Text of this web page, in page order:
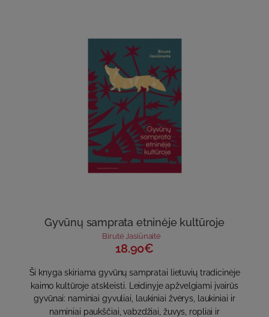
Gyvūnų samprata etninėje kultūroje
Birutė Jasiūnaitė
18.90€
Ši knyga skiriama gyvūnų sampratai lietuvių tradicinėje
kaimo kultūroje atskleisti. Leidinyje apžvelgiami įvairūs
gyvūnai: naminiai gyvuliai, laukiniai žvėrys, laukiniai ir
naminiai paukščiai, vabzdžiai, žuvys, ropliai ir